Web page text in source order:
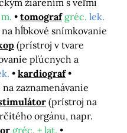
tomograf gréc. lek.
hĺbkové snímkovanie
(prístroj v tvare
pľúcnych a
kardiograf
zaznamenávanie
(prístroj na
orgánu, napr.
gréc. + lat.